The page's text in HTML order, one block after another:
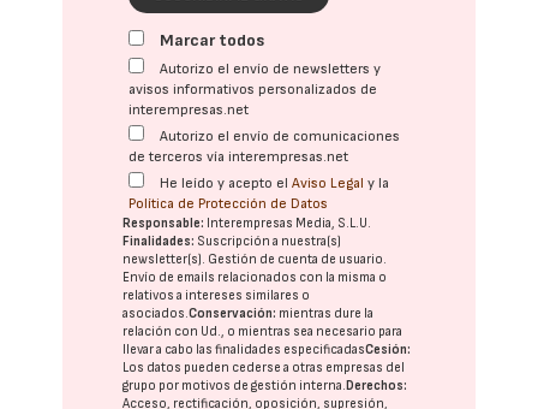
Marcar todos
Autorizo el envío de newsletters y
avisos informativos personalizados de
interempresas.net
Autorizo el envío de comunicaciones
de terceros vía interempresas.net
He leído y acepto elAviso Legal y la
Política de Protección de Datos
Responsable: Interempresas Media, S.L.U.
Finalidades: Suscripción a nuestra(s)
newsletter(s). Gestión de cuenta de usuario.
Envío de emails relacionados con la misma o
relativos a intereses similares o
asociados.Conservación: mientras dure la
relación con Ud., o mientras sea necesario para
llevar a cabo las finalidades especificadasCesión:
Los datos pueden cederse a otras empresas del
grupo por motivos de gestión interna. Derechos:
Acceso, rectificación, oposición, supresión,